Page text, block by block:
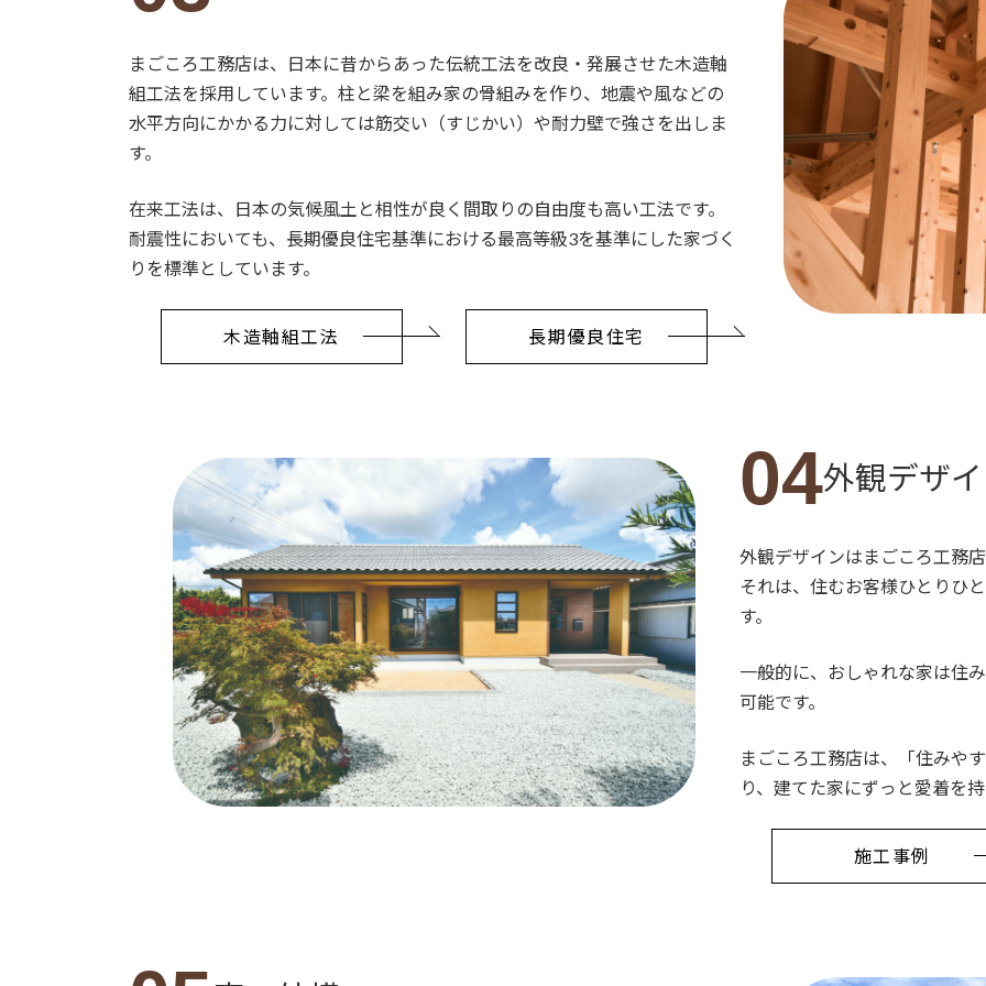
まごころ工務店は、日本に昔からあった伝統工法を改良・発展させた木造軸
組工法を採用しています。柱と梁を組み家の骨組みを作り、地震や風などの
水平方向にかかる力に対しては筋交い（すじかい）や耐力壁で強さを出しま
す。
在来工法は、日本の気候風土と相性が良く間取りの自由度も高い工法です。
耐震性においても、長期優良住宅基準における最高等級3を基準にした家づく
りを標準としています。
木造軸組工法 長期優良住宅
04外観デザ
外観デザインはまごころ工務
それは、住むお客様ひとりひ
す。
一般的に、おしゃれな家は住
可能です。
まごころ工務店は、「住みや
り、建てた家にずっと愛着を
施工事例